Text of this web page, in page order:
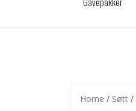
Home / Søtt /